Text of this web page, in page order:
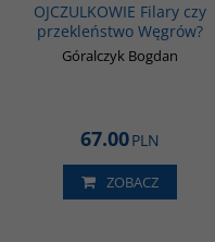
OJCZULKOWIE Filary czy
przekleństwo Węgrów?
Góralczyk Bogdan
67.00PLN
ZOBACZ